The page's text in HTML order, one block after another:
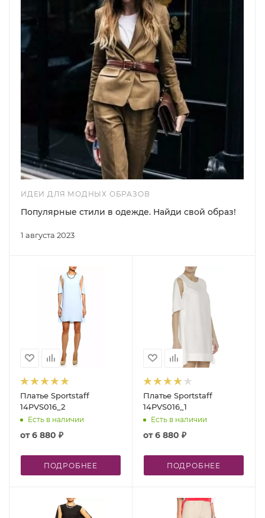
ИДЕИ ДЛЯ МОДНЫХ ОБРАЗОВ
1 августа 2023
Популярные стили в одежде. Найди свой образ!
Платье Sportstaff
14PVS016_2
Есть в наличии
от6 880 ₽
ПОДРОБНЕЕ
Платье Sportstaff
14PVS016_1
Есть в наличии
от6 880 ₽
ПОДРОБНЕЕ